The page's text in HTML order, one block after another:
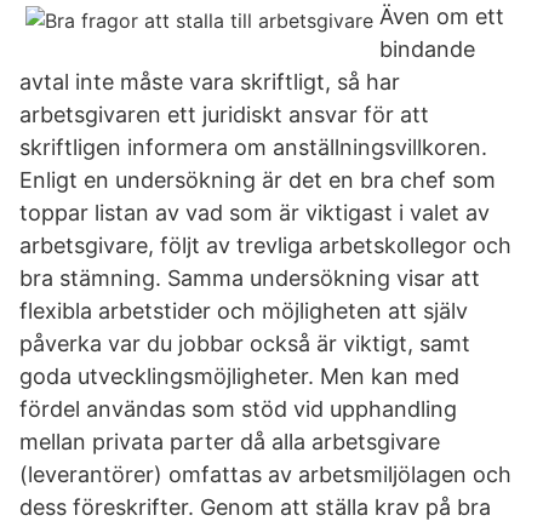
Även om ett
bindande
avtal inte måste vara skriftligt, så har
arbetsgivaren ett juridiskt ansvar för att
skriftligen informera om anställningsvillkoren.
Enligt en undersökning är det en bra chef som
toppar listan av vad som är viktigast i valet av
arbetsgivare, följt av trevliga arbetskollegor och
bra stämning. Samma undersökning visar att
flexibla arbetstider och möjligheten att själv
påverka var du jobbar också är viktigt, samt
goda utvecklingsmöjligheter. Men kan med
fördel användas som stöd vid upphandling
mellan privata parter då alla arbetsgivare
(leverantörer) omfattas av arbetsmiljölagen och
dess föreskrifter. Genom att ställa krav på bra